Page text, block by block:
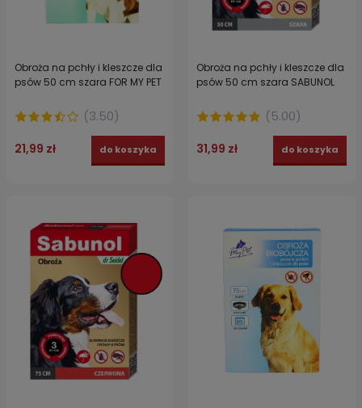
Obroża na pchły i kleszcze dla
psów 50 cm szara FOR MY PET
(3.50)
21,99 zł do koszyka
Obroża na pchły i kleszcze dla
psów 50 cm szara SABUNOL
(5.00)
31,99 zł do koszyka